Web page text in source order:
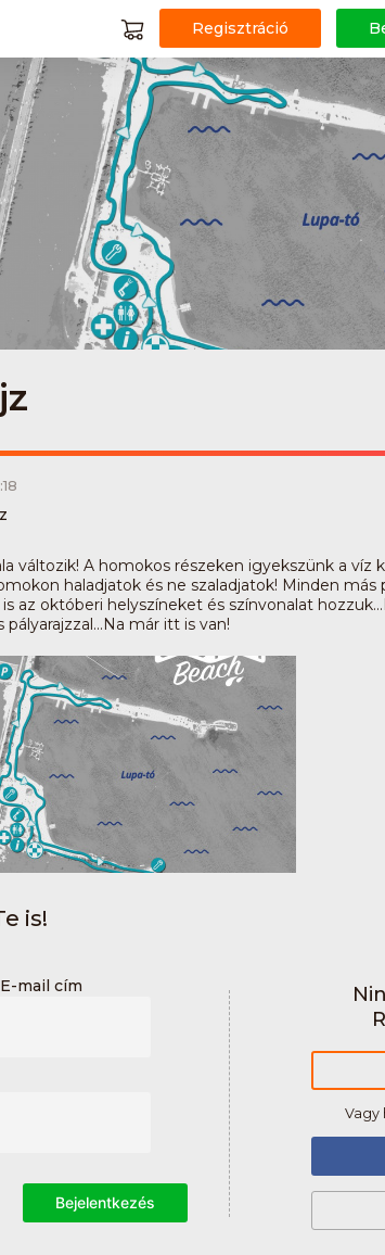
Regisztráció
változik! A homokos részeken igyekszünk a víz
haladjatok és ne szaladjatok! Minden más
az októberi helyszíneket és színvonalat
már itt is van!
is!
mail cím
Bejelentkezés
Vagy